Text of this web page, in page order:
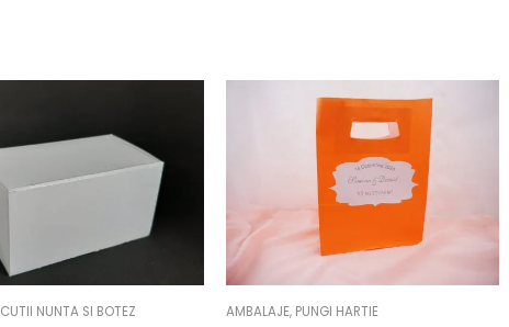
CUTII NUNTA SI BOTEZ AMBALAJE, PUNGI HARTIE